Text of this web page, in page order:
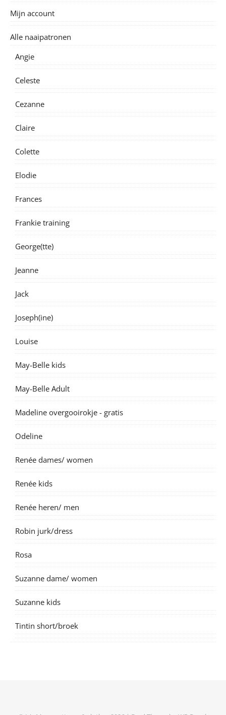
Mijn account
Alle naaipatronen
Angie
Celeste
Cezanne
Claire
Colette
Elodie
Frances
Frankie training
George(tte)
Jeanne
Jack
Joseph(ine)
Louise
May-Belle kids
May-Belle Adult
Madeline overgooirokje - gratis
Odeline
Renée dames/ women
Renée kids
Renée heren/ men
Robin jurk/dress
Rosa
Suzanne dame/ women
Suzanne kids
Tintin short/broek